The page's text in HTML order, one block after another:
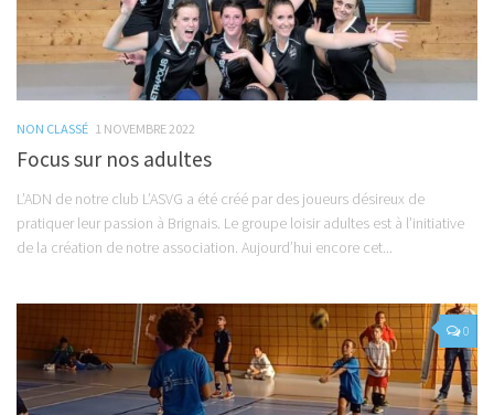
NON CLASSÉ 1 NOVEMBRE 2022
Focus sur nos adultes
L’ADN de notre club L’ASVG a été créé par des joueurs désireux de
pratiquer leur passion à Brignais. Le groupe loisir adultes est à l’initiative
de la création de notre association. Aujourd’hui encore cet...
0